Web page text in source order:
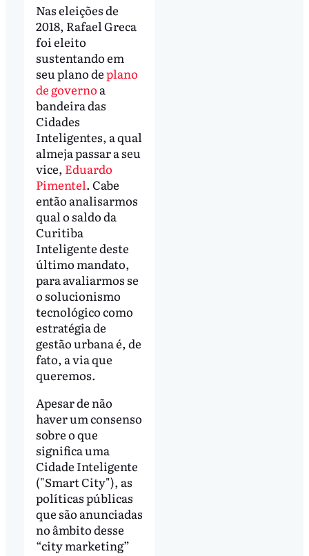
Nas eleições de
2018, Rafael Greca
foi eleito
sustentando em
seu plano deplano
de governo a
bandeira das
Cidades
Inteligentes, a qual
almeja passar a seu
vice, Eduardo
Pimentel. Cabe
então analisarmos
qual o saldo da
Curitiba
Inteligente deste
último mandato,
para avaliarmos se
o solucionismo
tecnológico como
estratégia de
gestão urbana é, de
fato, a via que
queremos.
Apesar de não
haver um consenso
sobre o que
significa uma
Cidade Inteligente
("Smart City"), as
políticas públicas
que são anunciadas
no âmbito desse
“city marketing”